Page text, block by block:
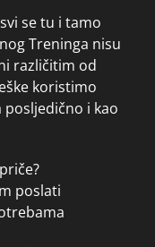
se tu i tamo
Treninga nisu
različitim od
koristimo
i kao
poslati